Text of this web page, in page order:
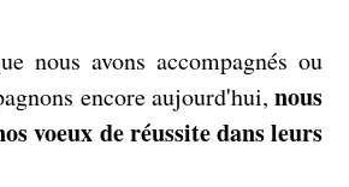
nous avons accompagnés ou
encore aujourd'hui, nous
voeux de réussite dans leurs